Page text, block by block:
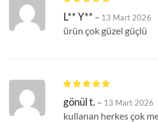
L** Y** – 13 Mart 2026
ürün çok güzel güçlü
gönül t. – 13 Mart 2026
kullanan herkes çok